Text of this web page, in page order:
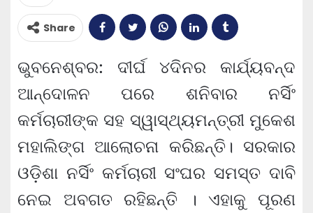
Share
ଭୁବନେଶ୍ବର: ଦୀର୍ଘ ୪ଦିନର କାର୍ଯ୍ୟବନ୍ଦ
ଆନ୍ଦୋଳନ ପରେ ଶନିବାର ନର୍ସିଂ
କର୍ମଚାରୀଙ୍କ ସହ ସ୍ୱାସ୍ଥ୍ୟମନ୍ତ୍ରୀ ମୁକେଶ
ମହାଲିଙ୍ଗ ଆଲୋଚନା କରିଛନ୍ତି। ସରକାର
ଓଡ଼ିଶା ନର୍ସିଂ କର୍ମଚାରୀ ସଂଘର ସମସ୍ତ ଦାବି
ନେଇ ଅବଗତ ରହିଛନ୍ତି । ଏହାକୁ ପୂରଣ